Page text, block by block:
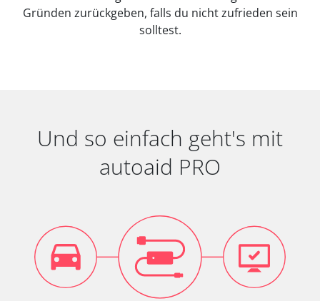
Gründen zurückgeben, falls du nicht zufrieden sein
solltest.
Und so einfach geht's mit
autoaid PRO